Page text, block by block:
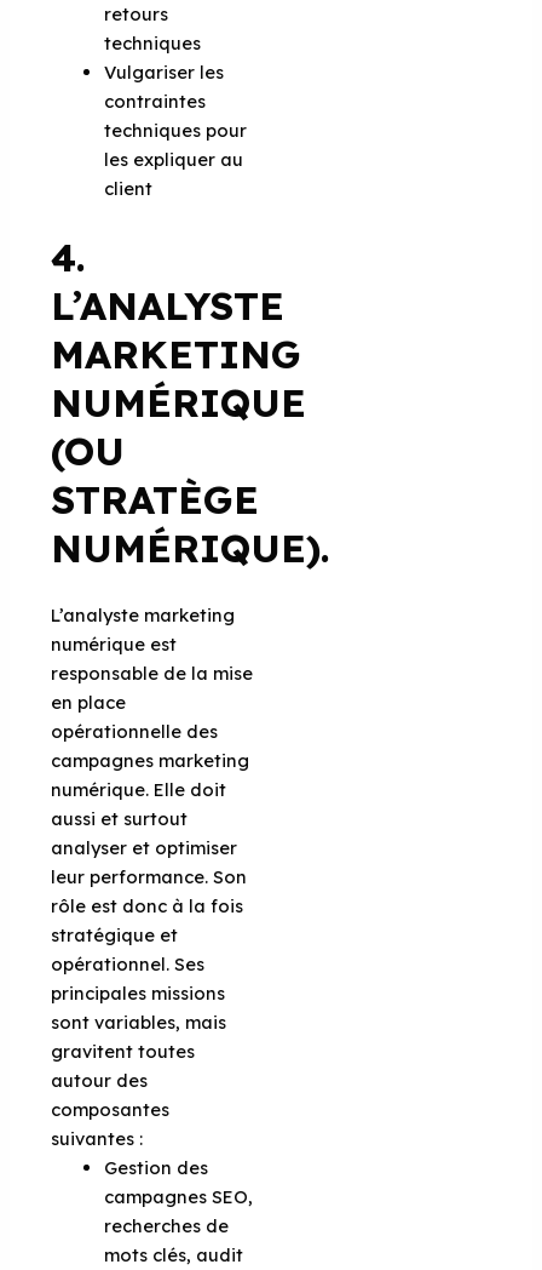
retours
techniques
Vulgariser les
contraintes
techniques pour
les expliquer au
client
4.
L’ANALYSTE
MARKETING
NUMÉRIQUE
(OU
STRATÈGE
NUMÉRIQUE).
L’analyste marketing
numérique est
responsable de la mise
en place
opérationnelle des
campagnes marketing
numérique. Elle doit
aussi et surtout
analyser et optimiser
leur performance. Son
rôle est donc à la fois
stratégique et
opérationnel. Ses
principales missions
sont variables, mais
gravitent toutes
autour des
composantes
suivantes :
Gestion des
campagnes SEO,
recherches de
mots clés, audit